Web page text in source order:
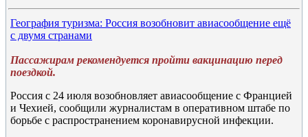
География туризма: Россия возобновит авиасообщение ещё
с двумя странами
Пассажирам рекомендуется пройти вакцинацию перед
поездкой.
Россия с 24 июля возобновляет авиасообщение с Францией
и Чехией, сообщили журналистам в оперативном штабе по
борьбе с распространением коронавирусной инфекции.